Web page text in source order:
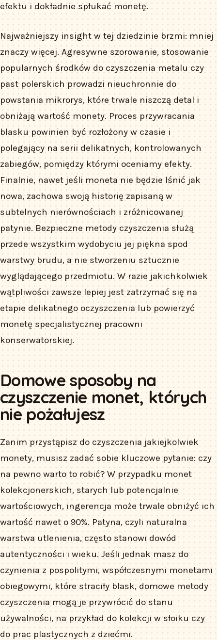
efektu i dokładnie spłukać monetę.
Najważniejszy insight w tej dziedzinie brzmi: mniej
znaczy więcej. Agresywne szorowanie, stosowanie
popularnych środków do czyszczenia metalu czy
past polerskich prowadzi nieuchronnie do
powstania mikrorys, które trwale niszczą detal i
obniżają wartość monety. Proces przywracania
blasku powinien być rozłożony w czasie i
polegający na serii delikatnych, kontrolowanych
zabiegów, pomiędzy którymi oceniamy efekty.
Finalnie, nawet jeśli moneta nie będzie lśnić jak
nowa, zachowa swoją historię zapisaną w
subtelnych nierównościach i zróżnicowanej
patynie. Bezpieczne metody czyszczenia służą
przede wszystkim wydobyciu jej piękna spod
warstwy brudu, a nie stworzeniu sztucznie
wyglądającego przedmiotu. W razie jakichkolwiek
wątpliwości zawsze lepiej jest zatrzymać się na
etapie delikatnego oczyszczenia lub powierzyć
monetę specjalistycznej pracowni
konserwatorskiej.
Domowe sposoby na
czyszczenie monet, których
nie pożałujesz
Zanim przystąpisz do czyszczenia jakiejkolwiek
monety, musisz zadać sobie kluczowe pytanie: czy
na pewno warto to robić? W przypadku monet
kolekcjonerskich, starych lub potencjalnie
wartościowych, ingerencja może trwale obniżyć ich
wartość nawet o 90%. Patyna, czyli naturalna
warstwa utlenienia, często stanowi dowód
autentyczności i wieku. Jeśli jednak masz do
czynienia z pospolitymi, współczesnymi monetami
obiegowymi, które straciły blask, domowe metody
czyszczenia mogą je przywrócić do stanu
używalności, na przykład do kolekcji w słoiku czy
do prac plastycznych z dziećmi.